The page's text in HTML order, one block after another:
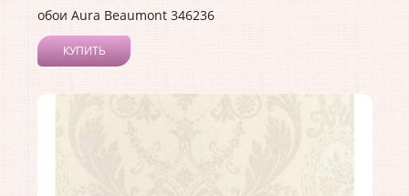
обои Aura Beaumont 346236
КУПИТЬ
Коллекция:Beaumont